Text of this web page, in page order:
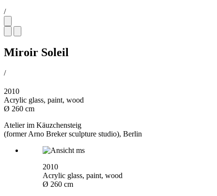
/
Miroir Soleil
/
2010
Acrylic glass, paint, wood
Ø 260 cm
Atelier im Käuzchensteig
(former Arno Breker sculpture studio), Berlin
2010
Acrylic glass, paint, wood
Ø 260 cm